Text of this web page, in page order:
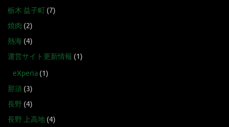
栃木 益子町 (7)
焼肉 (2)
熱海 (4)
運営サイト更新情報 (1)
eXperia (1)
那須 (3)
長野 (4)
長野 上高地 (4)